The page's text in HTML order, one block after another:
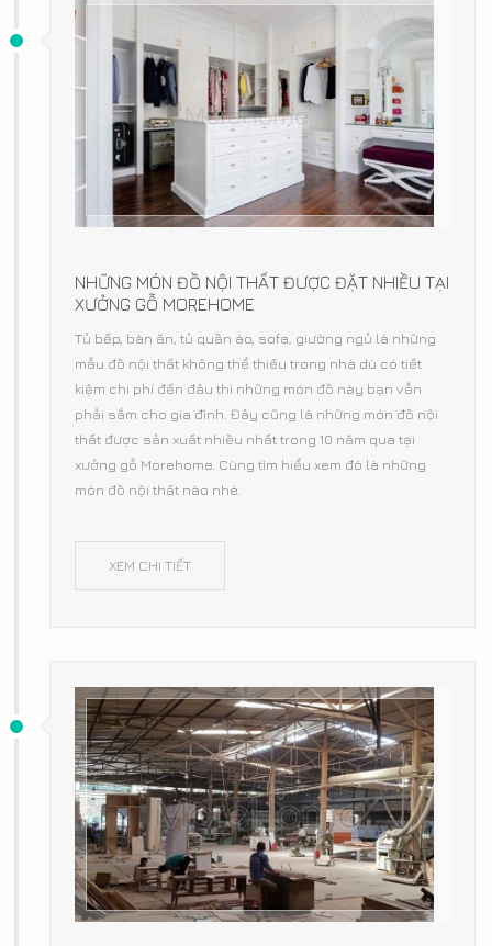
NHỮNG MÓN ĐỒ NỘI THẤT ĐƯỢC ĐẶT NHIỀU TẠI
XƯỞNG GỖ MOREHOME
Tủ bếp, bàn ăn, tủ quần áo, sofa, giường ngủ là những
mẫu đồ nội thất không thể thiếu trong nhà dù có tiết
kiệm chi phí đến đâu thì những món đồ này bạn vẫn
phải sắm cho gia đình. Đây cũng là những món đồ nội
thất được sản xuất nhiều nhất trong 10 năm qua tại
xưởng gỗ Morehome. Cùng tìm hiểu xem đó là những
món đồ nội thất nào nhé.
XEM CHI TIẾT